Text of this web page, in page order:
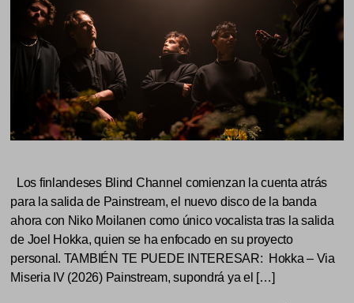
Los finlandeses Blind Channel comienzan la cuenta atrás
para la salida de Painstream, el nuevo disco de la banda
ahora con Niko Moilanen como único vocalista tras la salida
de Joel Hokka, quien se ha enfocado en su proyecto
personal. TAMBIÉN TE PUEDE INTERESAR: Hokka – Via
Miseria IV (2026) Painstream, supondrá ya el […]